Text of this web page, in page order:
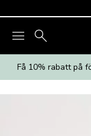
Få 10% rabatt på